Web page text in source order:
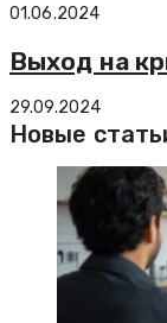
01.06.2024
Выход на
29.09.2024
Новые